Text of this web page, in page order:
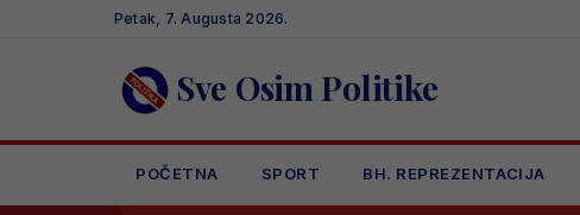
Petak, 7. Augusta 2026.
Sve Osim Politike
POČETNA SPORT BH. REPREZENTACIJA